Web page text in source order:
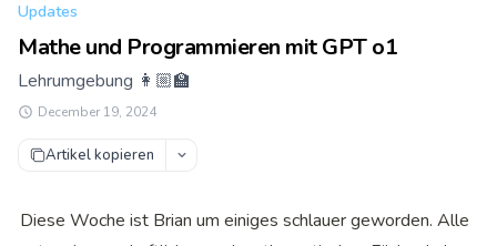
Updates
Mathe und Programmieren mit GPT o1
Lehrumgebung 👩🏼‍🏫
December 19, 2024
Artikel kopieren
Diese Woche ist Brian um einiges schlauer geworden. Alle